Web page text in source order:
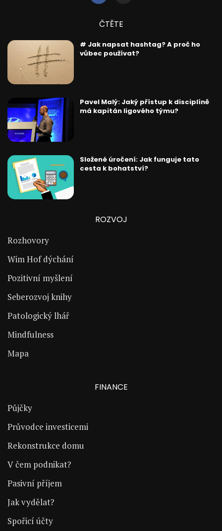
ČTĚTE
# Jak napsat hashtag? A proč ho
vůbec používat?
Pavel Malý: Jaký přístup k disciplíně
má kapitán ligového týmu?
Složené úročení: Jak funguje tato
cesta k bohatství?
ROZVOJ
Rozhovory
Wim Hof dýchání
Pozitivní myšlení
Seberozvoj knihy
Patologický lhář
Mindfulness
Mapa
FINANCE
Půjčky
Průvodce investicemi
Rekonstrukce domu
V čem podnikat?
Pasivní příjem
Jak vydělat?
Spořicí účty